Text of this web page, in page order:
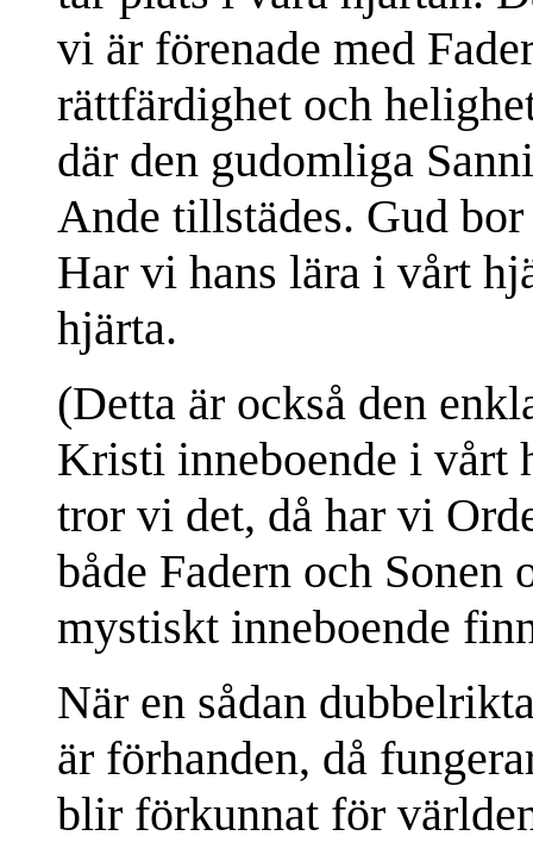
vi är förenade med
rättfärdighet och
där den gudomliga
Ande tillstädes. Gud
Har vi hans lära i vårt
hjärta.
(Detta är också den
Kristi inneboende i vårt
tror vi det, då har vi
både Fadern och Sonen
mystiskt inneboende
När en sådan
är förhanden, då
blir förkunnat för